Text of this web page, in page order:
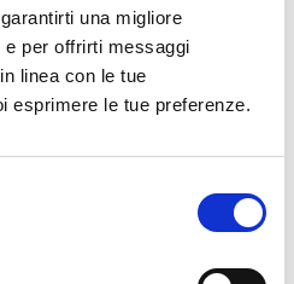
una migliore
per offrirti messaggi
linea con le tue
esprimere le tue preferenze.
Scopri di più